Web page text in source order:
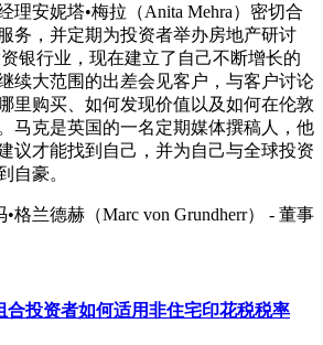
理安妮塔•梅拉（Anita Mehra）密切合
务，并定期为投资者举办房地产研讨
银行业，现在建立了自己不断增长的
续大范围的出差会见客户，与客户讨论
里购买、如何发现价值以及如何在伦敦
马克是英国的一名定期媒体撰稿人，他
议才能找到自己，并为自己与全球投资
自豪。
•格兰德赫（Marc von Grundherr） - 董事
合投资者如何适用非住宅印花税税率